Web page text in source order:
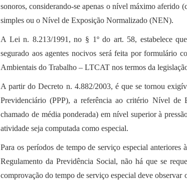
sonoros, considerando-se apenas o nível máximo aferido
simples ou o Nível de Exposição Normalizado (NEN).
A Lei n. 8.213/1991, no § 1º do art. 58, estabelece
segurado aos agentes nocivos será feita por formulário
Ambientais do Trabalho – LTCAT nos termos da
A partir do Decreto n. 4.882/2003, é que se tornou
Previdenciário (PPP), a referência ao critério Nível de
chamado de média ponderada) em nível superior à
atividade seja computada como especial.
Para os períodos de tempo de serviço especial
Regulamento da Previdência Social, não há que se
comprovação do tempo de serviço especial deve